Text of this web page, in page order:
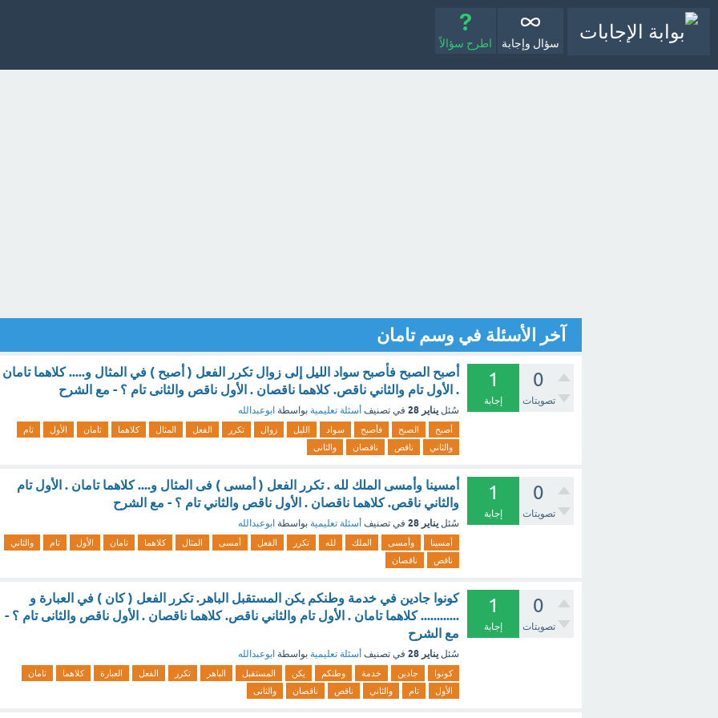
سؤال وإجابة اطرح سؤالاً
آخر الأسئلة في وسم تامان
0
تصويتات
1
إجابة
أصبح الصبح فأصبح سواد الليل إلى زوال تكرر الفعل ( أصبح ) في المثال و..... كلاهما تامان
. الأول تام والثاني ناقص. كلاهما ناقصان . الأول ناقص والثانى تام ؟ - مع الشرح
سُئل يناير 28 في تصنيف أسئلة تعليمية بواسطة ابوعبدالله
أصبح الصبح فأصبح سواد الليل زوال تكرر الفعل المثال كلاهما تامان الأول
تام
والثاني
ناقص ناقصان والثانى
0
تصويتات
1
إجابة
أمسينا وأمسى الملك لله . تكرر الفعل ( أمسى ) فى المثال و.... كلاهما تامان . الأول تام
والثاني ناقص. كلاهما ناقصان . الأول ناقص والثاني تام ؟ - مع الشرح
سُئل يناير 28 في تصنيف أسئلة تعليمية بواسطة ابوعبدالله
أمسينا وأمسى الملك لله تكرر الفعل أمسى المثال كلاهما تامان الأول تام
والثاني
ناقص
ناقصان
0
تصويتات
1
إجابة
كونوا جادين في خدمة وطنكم يكن المستقبل الباهر. تكرر الفعل ( كان ) في العبارة و
............ كلاهما تامان . الأول تام والثاني ناقص. كلاهما ناقصان . الأول ناقص والثانى تام ؟ -
مع الشرح
سُئل يناير 28 في تصنيف أسئلة تعليمية بواسطة ابوعبدالله
كونوا جادين خدمة وطنكم يكن المستقبل الباهر تكرر الفعل العبارة كلاهما
تامان
الأول
تام والثاني ناقص ناقصان والثانى